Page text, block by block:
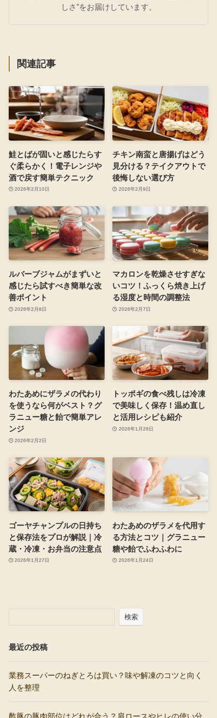
しさ”をお届けしています。
関連記事
鮭とばが固いと感じたらす
ぐ柔らかく！電子レンジや
酒で戻す簡単テクニック
2026年2月10日
チキン南蛮と唐揚げはどう
見分ける？テイクアウトで
後悔しない選び方
2026年2月9日
ルバーブジャムがまずいと
感じたら試すべき簡単な改
善ポイント
2026年2月8日
マカロンを乾燥させすぎな
いコツ！ふっくら焼き上げ
る湿度と時間の調整法
2026年2月7日
わたあめにザラメの代わり
を使うなら何がベスト？グ
ラニュー糖と飴で簡単アレ
ンジ
2026年2月2日
トッポギの食べ残しは冷凍
で美味しく保存！温め直し
と活用レシピも紹介
2026年1月28日
ゴーヤチャンプルの日持ち
と保存法をプロが解説｜冷
蔵・冷凍・お弁当の注意点
2026年1月27日
わたあめのザラメを代用す
る方法とコツ｜グラニュー
糖や飴でふわふわに
2026年1月24日
検索
最近の投稿
業務スーパーのねぎとろは買い？味や解凍のコツと向く
人を整理
酢豚の豚肉部位はどれが合う？肩ロースやヒレの使い分